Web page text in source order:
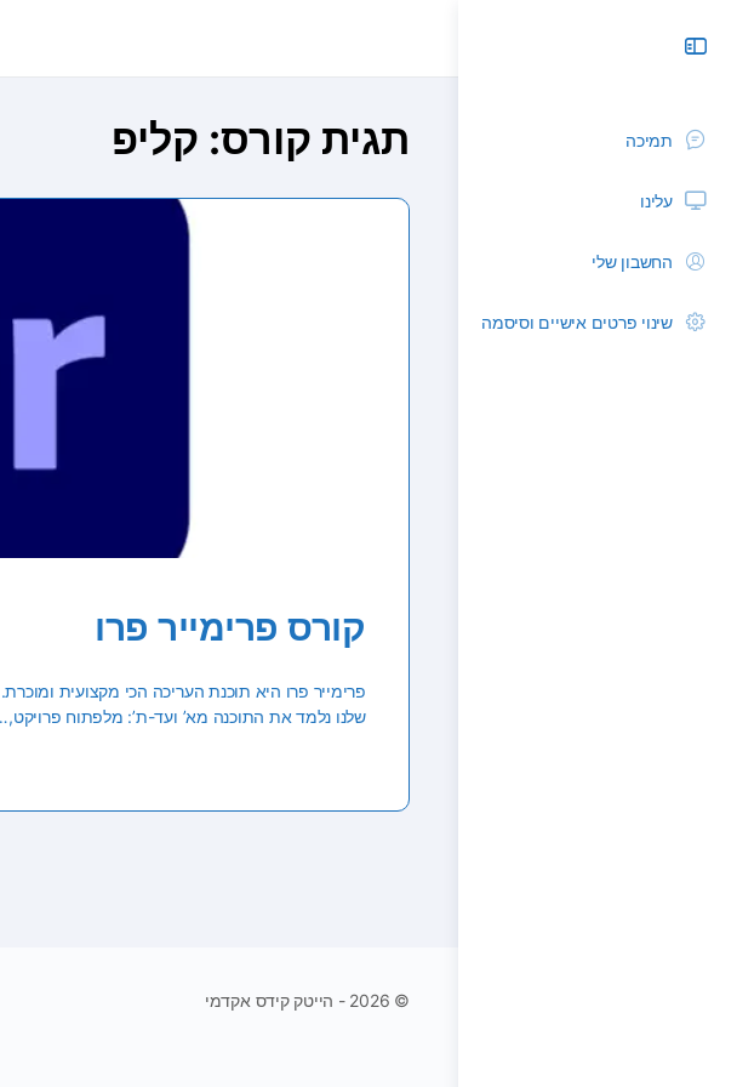
תמיכה
עלינו
החשבון שלי
שינוי פרטים אישיים וסיסמה
תגית קורס: קליפ
קורס פרימייר פרו
פרימייר פרו היא תוכנת העריכה הכי מקצועית
שלנו נלמד את התוכנה מא’ ועד-ת’: מלפתוח
© 2026 - הייטק קידס אקדמי